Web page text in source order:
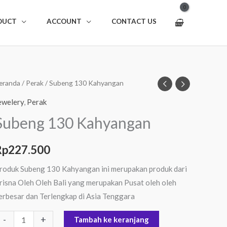
ACCOUNT CONTACT US
/ Perak/ Subeng 130 Kahyangan
, Perak
130 Kahyangan
227.500
Subeng 130 Kahyangan ini merupakan produk dari
Oleh Oleh Bali yang merupakan Pusat oleh oleh
dan Terlengkap di Asia Tenggara
- + Tambah ke keranjang